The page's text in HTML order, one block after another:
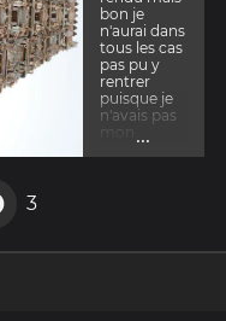
bon je
n'aurai dans
tous les cas
pas pu y
rentrer
puisque je
n'avais pas
je vais en
...
3